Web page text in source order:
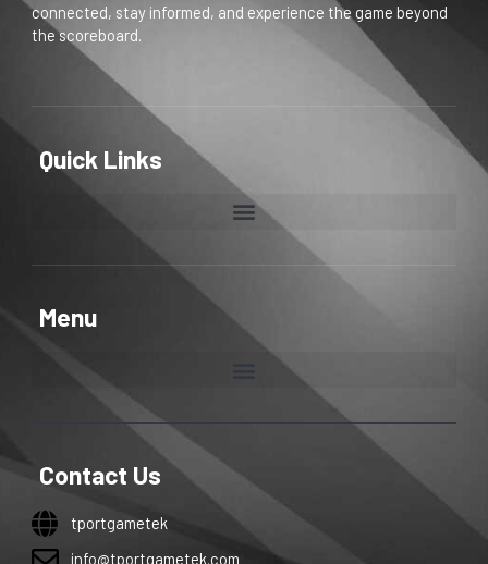
connected, stay informed, and experience the game beyond
the scoreboard.
Quick Links
Menu
Contact Us
tportgametek
info@tportgametek.com